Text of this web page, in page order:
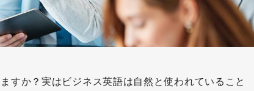
すか？実はビジネス英語は自然と使われていること